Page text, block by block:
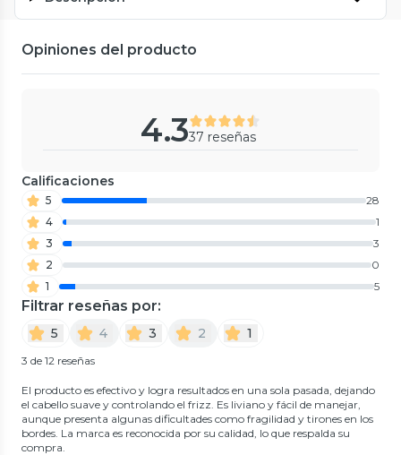
Opiniones del producto
4.337 reseñas
Calificaciones
5
28
4
1
3
3
2
0
1
5
Filtrar reseñas por:
5 4 3 2 1
3 de 12 reseñas
El producto es efectivo y logra resultados en una sola pasada, dejando
el cabello suave y controlando el frizz. Es liviano y fácil de manejar,
aunque presenta algunas dificultades como fragilidad y tirones en los
bordes. La marca es reconocida por su calidad, lo que respalda su
compra.